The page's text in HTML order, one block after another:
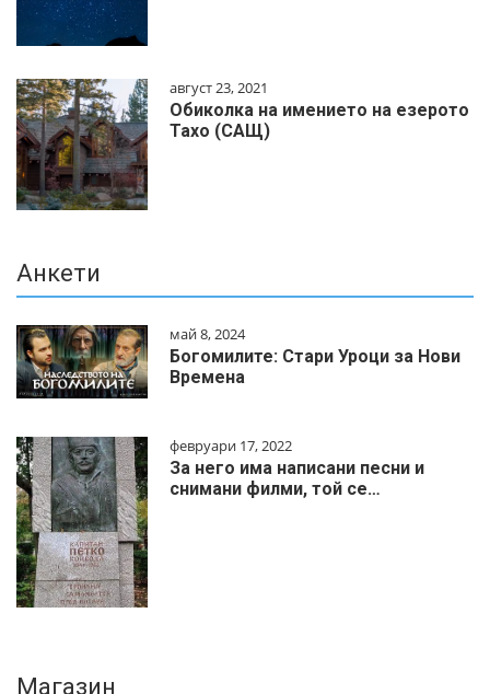
август 23, 2021
Обиколка на имението на езерото
Тахо (САЩ)
Анкети
май 8, 2024
Богомилите: Стари Уроци за Нови
Времена
февруари 17, 2022
За него има написани песни и
снимани филми, той се…
Магазин